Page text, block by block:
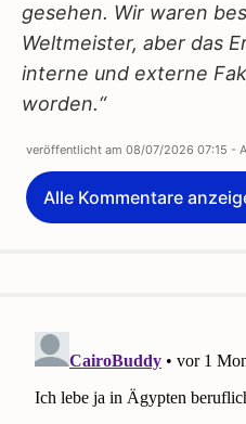
gesehen. Wir waren
Weltmeister, aber das
interne und externe
worden.“
veröffentlicht am 08/07/2026 07:15 -
Alle Kommentare